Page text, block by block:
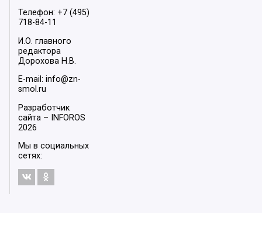
Телефон: +7 (495)
718-84-11
И.О. главного
редактора
Дорохова Н.В.
E-mail: info@zn-
smol.ru
Разработчик
сайта –
INFOROS
2026
Мы в социальных
сетях: